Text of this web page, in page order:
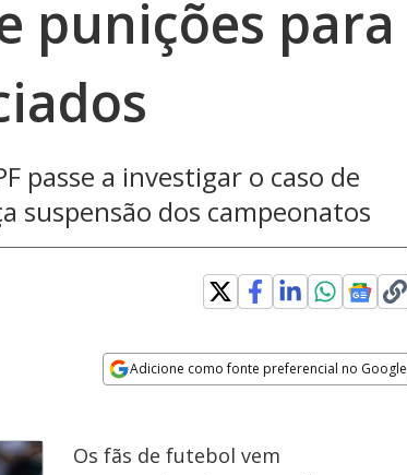
punições para
passe a investigar o caso de
suspensão dos campeonatos
Adicione como fonte preferencial no Google
Os fãs de futebol vem